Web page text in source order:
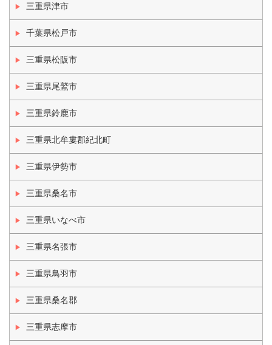
三重県津市
千葉県松戸市
三重県松阪市
三重県尾鷲市
三重県鈴鹿市
三重県北牟婁郡紀北町
三重県伊勢市
三重県桑名市
三重県いなべ市
三重県名張市
三重県鳥羽市
三重県桑名郡
三重県志摩市